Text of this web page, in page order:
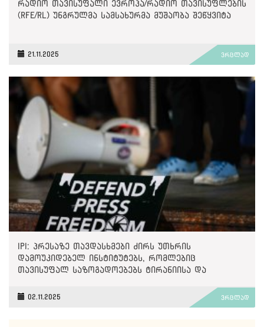
რადიო თავისუფალი ევროპა/რადიო თავისუფლების
(RFE/RL) უნგრულმა სამსახურმა მუშაობა შეწყვიტა
21.11.2025 ვრცლად
IPI: პრესაზე თავდასხმები ძირს უთხრის
დამოუკიდებელ ინსტიტუტებს, რომლებიც
თავისუფალ საზოგადოებებს ტირანიისა და
02.11.2025 ვრცლად